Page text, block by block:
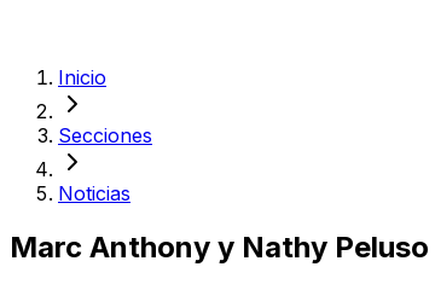
Inicio
Secciones
Noticias
Marc Anthony y Nathy